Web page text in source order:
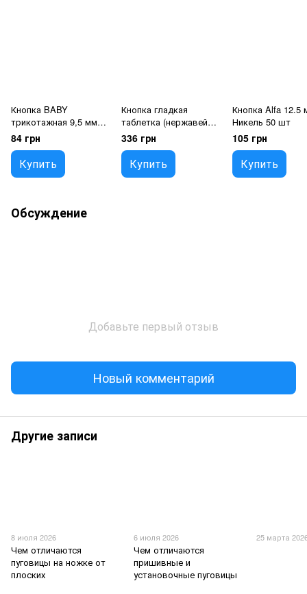
Кнопка BABY
трикотажная 9,5 мм
Никель, 50 шт
84 грн
Купить
Кнопка гладкая
таблетка (нержавейка)
15 мм Никель 50 шт
336 грн
Купить
Кнопка Alfa 12.5
Никель 50 шт
105 грн
Купить
Обсуждение
Добавьте первый отзыв
Новый комментарий
Другие записи
8 июля 2026
Чем отличаются
пуговицы на ножке от
плоских
6 июля 2026
Чем отличаются
пришивные и
установочные пуговицы
25 марта